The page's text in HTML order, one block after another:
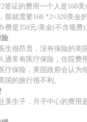
签证的费用一个人是160
那就需要160 *2=320美金
费是350元/美金(不含规费)
险
生很昂贵，没有保险的美
通常有医疗保险，住院费
疗保险，美国政府会认为
国的旅行很不利。
美生子，月子中心的费用